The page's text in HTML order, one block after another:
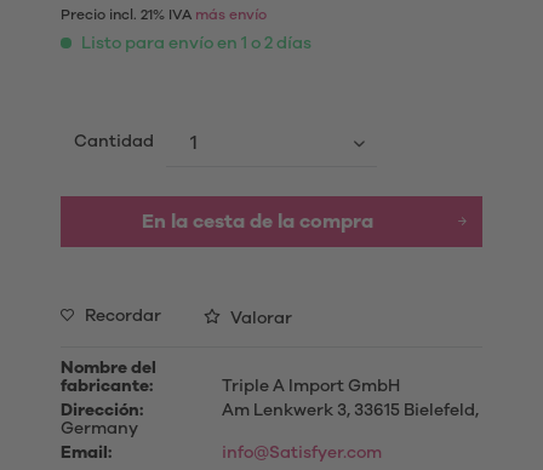
Precio incl. 21% IVA más envío
Listo para envío en 1 o 2 días
Cantidad
En la cesta de la compra
Recordar Valorar
Nombre del
fabricante:
Triple A Import GmbH
Dirección:
Am Lenkwerk 3, 33615 Bielefeld,
Germany
Email:
info@Satisfyer.com